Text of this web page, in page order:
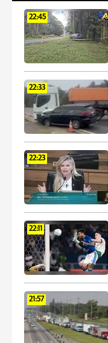
22:45
22:33
22:23
22:11
21:57